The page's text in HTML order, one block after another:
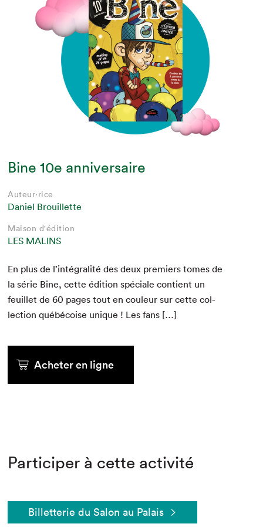
Bine 10e anniversaire
Auteur·rice
Daniel Brouillette
Maison d'édition
LES MALINS
En plus de l’intégralité des deux pre­miers tomes de
la série Bine, cette édi­tion spé­ciale con­tient un
feuil­let de60 pages tout en couleur sur cette col­
lec­tion québé­coise unique ! Les fans […]
Acheter en ligne
Participer à cette activité
Billetterie du Salon au Palais